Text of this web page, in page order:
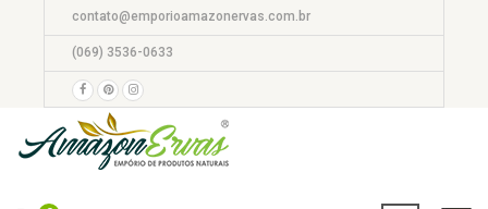
contato@emporioamazonervas.com.br
(069) 3536-0633